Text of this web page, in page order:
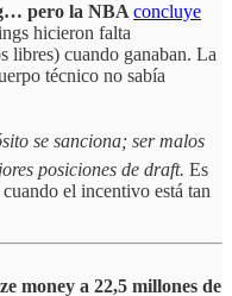
pero la NBA concluye
hicieron falta
libres) cuando ganaban. La
técnico no sabía
se sanciona; ser malos
posiciones de draft. Es
el incentivo está tan
money a 22,5 millones de